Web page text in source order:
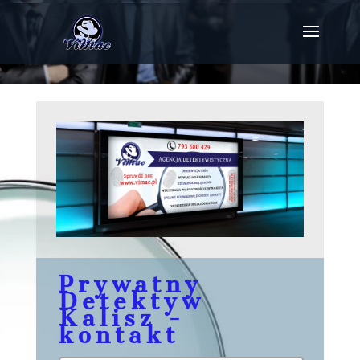
Prywatny
Detektyw
Kalisz -
kontakt